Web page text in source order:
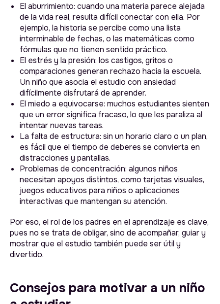
El aburrimiento: cuando una materia parece alejada
de la vida real, resulta difícil conectar con ella. Por
ejemplo, la historia se percibe como una lista
interminable de fechas, o las matemáticas como
fórmulas que no tienen sentido práctico.
El estrés y la presión: los castigos, gritos o
comparaciones generan rechazo hacia la escuela.
Un niño que asocia el estudio con ansiedad
difícilmente disfrutará de aprender.
El miedo a equivocarse: muchos estudiantes sienten
que un error significa fracaso, lo que les paraliza al
intentar nuevas tareas.
La falta de estructura: sin un horario claro o un plan,
es fácil que el tiempo de deberes se convierta en
distracciones y pantallas.
Problemas de concentración: algunos niños
necesitan apoyos distintos, como tarjetas visuales,
juegos educativos para niños o aplicaciones
interactivas que mantengan su atención.
Por eso, el rol de los padres en el aprendizaje es clave,
pues no se trata de obligar, sino de acompañar, guiar y
mostrar que el estudio también puede ser útil y
divertido.
Consejos para motivar a un niño